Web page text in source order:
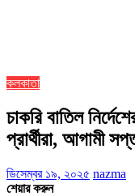
কলকাতা
চাকরি বাতিল
প্রার্থীরা, আগামী
ডিসেম্বর ১৯, ২০২৫ nazma
শেয়ার করুন